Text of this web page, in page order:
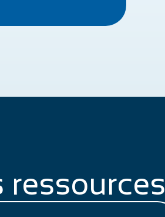
ressources